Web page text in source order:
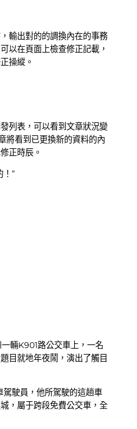
輸出對的的調換內在的事務
以在頁面上檢查修正記載，
操縱。
列表，可以看到文章狀況變
將看到已更換新的資料的內
正時辰。
！”
輛K901路公交車上，一名
目就地年夜鬧，演出了觸目
駛員，他所駕駛的這趟車
，屬于跨段免費公交車，全